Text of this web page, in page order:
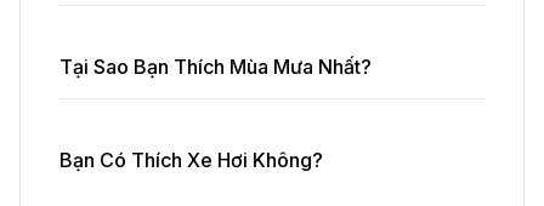
Tại Sao Bạn Thích Mùa Mưa Nhất?
Bạn Có Thích Xe Hơi Không?